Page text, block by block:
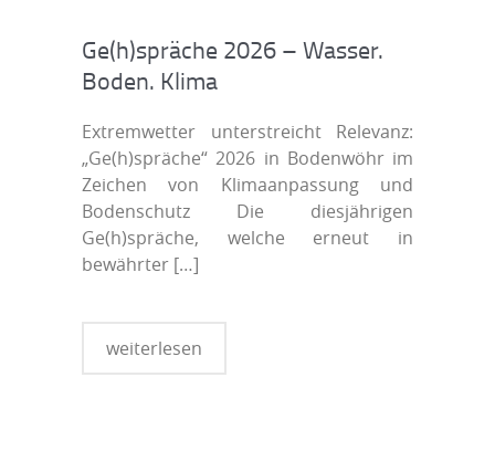
Ge(h)spräche 2026 – Wasser.
Boden. Klima
Extremwetter unterstreicht Relevanz:
„Ge(h)spräche“ 2026 in Bodenwöhr im
Zeichen von Klimaanpassung und
Bodenschutz Die diesjährigen
Ge(h)spräche, welche erneut in
bewährter […]
weiterlesen